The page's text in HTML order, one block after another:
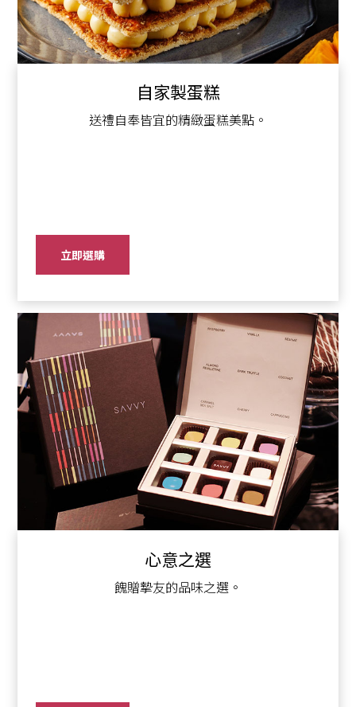
自家製蛋糕
送禮自奉皆宜的精緻蛋糕美點。
立即選購
心意之選
餽贈摯友的品味之選。